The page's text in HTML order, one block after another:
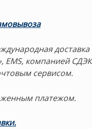
доставка
EMS, компанией СДЭК
сервисом.
платежом.